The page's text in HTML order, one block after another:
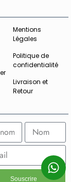
Mentions
Légales
Politique de
confidentialité
Livraison et
Retour
Souscrire